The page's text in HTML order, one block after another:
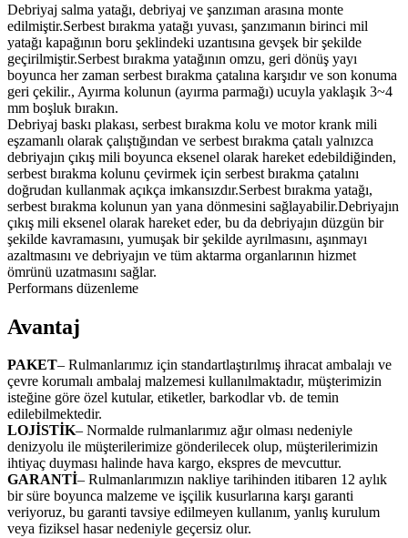
Debriyaj salma yatağı, debriyaj ve şanzıman arasına monte
edilmiştir.Serbest bırakma yatağı yuvası, şanzımanın birinci mil
yatağı kapağının boru şeklindeki uzantısına gevşek bir şekilde
geçirilmiştir.Serbest bırakma yatağının omzu, geri dönüş yayı
boyunca her zaman serbest bırakma çatalına karşıdır ve son konuma
geri çekilir., Ayırma kolunun (ayırma parmağı) ucuyla yaklaşık 3~4
mm boşluk bırakın.
Debriyaj baskı plakası, serbest bırakma kolu ve motor krank mili
eşzamanlı olarak çalıştığından ve serbest bırakma çatalı yalnızca
debriyajın çıkış mili boyunca eksenel olarak hareket edebildiğinden,
serbest bırakma kolunu çevirmek için serbest bırakma çatalını
doğrudan kullanmak açıkça imkansızdır.Serbest bırakma yatağı,
serbest bırakma kolunun yan yana dönmesini sağlayabilir.Debriyajın
çıkış mili eksenel olarak hareket eder, bu da debriyajın düzgün bir
şekilde kavramasını, yumuşak bir şekilde ayrılmasını, aşınmayı
azaltmasını ve debriyajın ve tüm aktarma organlarının hizmet
ömrünü uzatmasını sağlar.
Performans düzenleme
Avantaj
PAKET– Rulmanlarımız için standartlaştırılmış ihracat ambalajı ve
çevre korumalı ambalaj malzemesi kullanılmaktadır, müşterimizin
isteğine göre özel kutular, etiketler, barkodlar vb. de temin
edilebilmektedir.
LOJİSTİK– Normalde rulmanlarımız ağır olması nedeniyle
denizyolu ile müşterilerimize gönderilecek olup, müşterilerimizin
ihtiyaç duyması halinde hava kargo, ekspres de mevcuttur.
GARANTİ– Rulmanlarımızın nakliye tarihinden itibaren 12 aylık
bir süre boyunca malzeme ve işçilik kusurlarına karşı garanti
veriyoruz, bu garanti tavsiye edilmeyen kullanım, yanlış kurulum
veya fiziksel hasar nedeniyle geçersiz olur.